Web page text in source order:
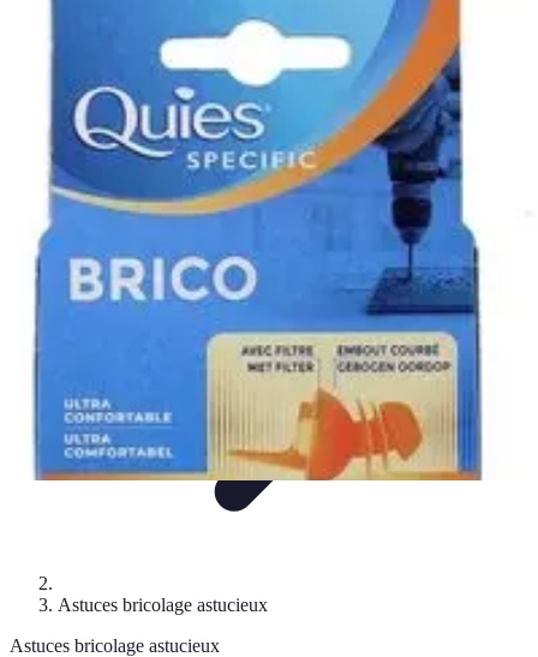
Tendances
SécuritéComparatifRangement
Bricolo Facile
Astuces bricolage astucieux
Astuces bricolage astucieux